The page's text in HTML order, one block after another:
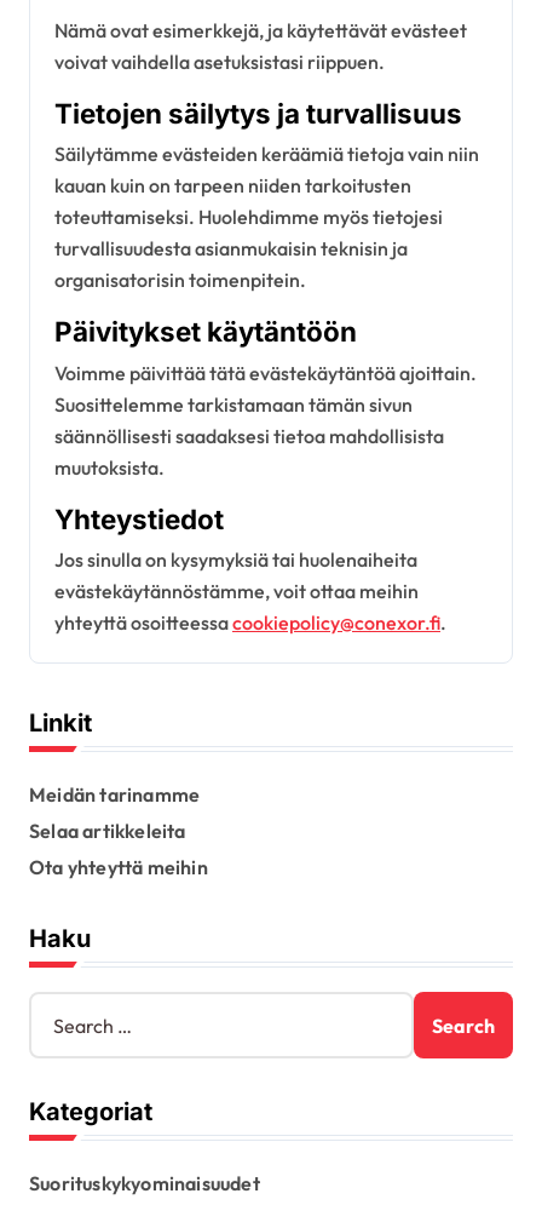
Nämä ovat esimerkkejä, ja käytettävät evästeet
voivat vaihdella asetuksistasi riippuen.
Tietojen säilytys ja turvallisuus
Säilytämme evästeiden keräämiä tietoja vain niin
kauan kuin on tarpeen niiden tarkoitusten
toteuttamiseksi. Huolehdimme myös tietojesi
turvallisuudesta asianmukaisin teknisin ja
organisatorisin toimenpitein.
Päivitykset käytäntöön
Voimme päivittää tätä evästekäytäntöä ajoittain.
Suosittelemme tarkistamaan tämän sivun
säännöllisesti saadaksesi tietoa mahdollisista
muutoksista.
Yhteystiedot
Jos sinulla on kysymyksiä tai huolenaiheita
evästekäytännöstämme, voit ottaa meihin
yhteyttä osoitteessacookiepolicy@conexor.fi.
Linkit
Meidän tarinamme
Selaa artikkeleita
Ota yhteyttä meihin
Haku
S
a
c
h
o
Kategoriat
Suorituskykyominaisuudet